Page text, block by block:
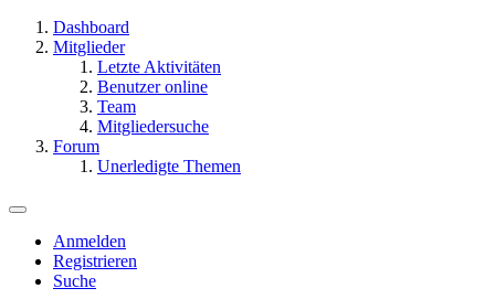
Dashboard
Mitglieder
Letzte Aktivitäten
Benutzer online
Team
Mitgliedersuche
Forum
Unerledigte Themen
Anmelden
Registrieren
Suche